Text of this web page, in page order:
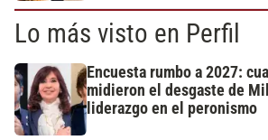
Lo más visto en Perfil
Encuesta rumbo a 2027:
midieron el desgaste de
liderazgo en el peronismo